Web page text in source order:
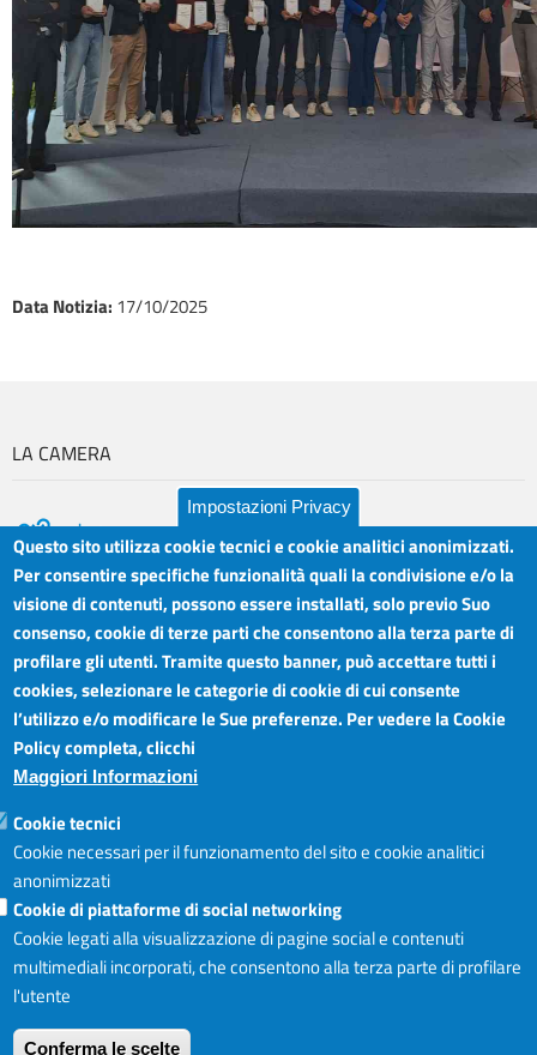
Data Notizia: 17/10/2025
LA CAMERA
Camera di Commercio Industria Artigianato e
Agricoltura del Sud Est Sicilia
Sede legale: Via Cappuccini, 2 - Catania
Sede territoriale: Piazza della Libertà - Ragusa
Sede territoriale: Via Duca degli Abruzzi, 4 - Siracusa
Posta elettronica certificata: ctrgsr
pec.ctrgsr.camcom.it
Sito:www.ctrgsr.camcom.gov.it
Codice di fatturazione elettronica:
Orari sportelli:
Dal Lunedì al Venerdì ore
8.30 - 12.00
Martedì anche 15.45 - 17.45
Copyright © CCIAA, 2019
Impostazioni Privacy
Questo sito utilizza cookie tecnici e cookie analitici anonimizzati.
Per consentire specifiche funzionalità quali la condivisione e/o la
visione di contenuti, possono essere installati, solo previo Suo
consenso, cookie di terze parti che consentono alla terza parte di
profilare gli utenti. Tramite questo banner, può accettare tutti i
cookies, selezionare le categorie di cookie di cui consente
l’utilizzo e/o modificare le Sue preferenze. Per vedere la Cookie
Policy completa, clicchi
Maggiori Informazioni
Cookie tecnici
Cookie necessari per il funzionamento del sito e cookie analitici
anonimizzati
Cookie di piattaforme di social networking
Cookie legati alla visualizzazione di pagine social e contenuti
multimediali incorporati, che consentono alla terza parte di profilare
l'utente
Conferma le scelte